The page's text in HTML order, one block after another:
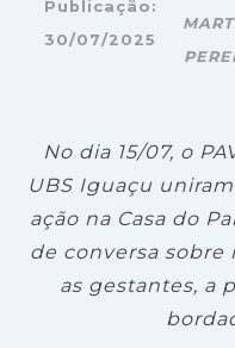
Publicação:
30/07/2025
No dia 15/07, o
UBS Iguaçu
ação na Casa do
de conversa sobre
as gestantes, a